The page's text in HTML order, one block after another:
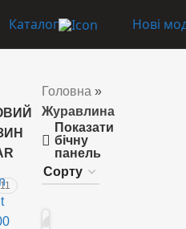
Каталог Нові
11
Головна »
Журавлина
Показати
бічну
панель